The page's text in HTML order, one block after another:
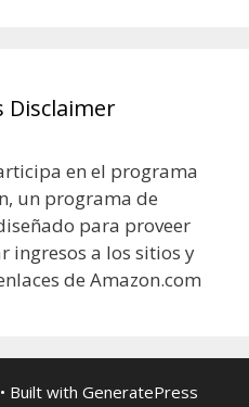
Disclaimer
en el programa
un programa de
para proveer
ingresos a los sitios y
de Amazon.com
• Built with GeneratePress